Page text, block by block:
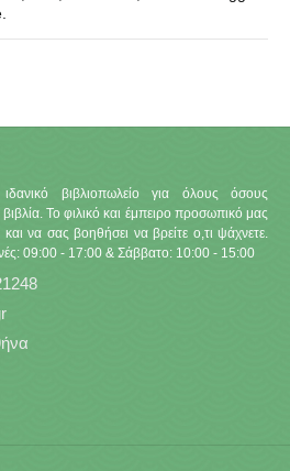
βιβλιοπωλείο για όλους όσους
Το φιλικό και έμπειρο προσωπικό μας
να σας βοηθήσει να βρείτε ο,τι ψάχνετε.
09:00 - 17:00 & Σάββατο: 10:00 - 15:00